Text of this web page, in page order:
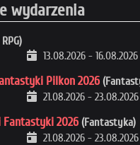
wydarzenia
13.08.2026 - 16.08.2026
Pilkon 2026
21.08.2026 - 23.08.2026
Fantastyki 2026 (Fantastyka)
21.08.2026 - 23.08.2026